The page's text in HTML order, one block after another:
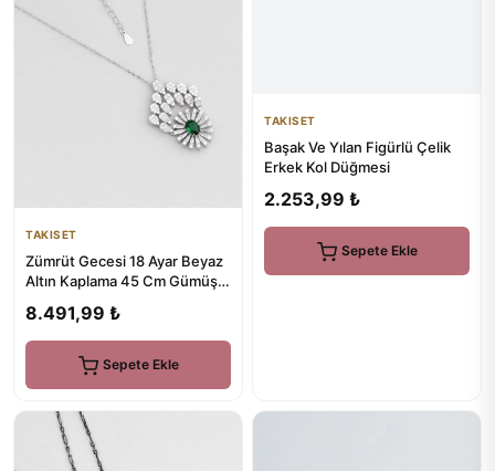
TAKISET
Zümrüt Gecesi 18 Ayar Beyaz
Altın Kaplama 45 Cm Gümüş
8.491,99 ₺
Sepete Ekle
TAKISET
Başak Ve Yılan Figürlü Çelik
Erkek Kol Düğmesi
2.253,99 ₺
Sepete Ekle